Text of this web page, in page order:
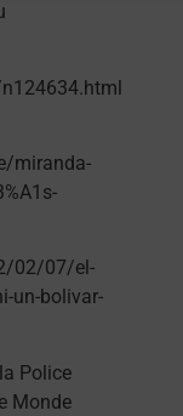
miranda-
02/07/el-
un-bolivar-
Police
Monde